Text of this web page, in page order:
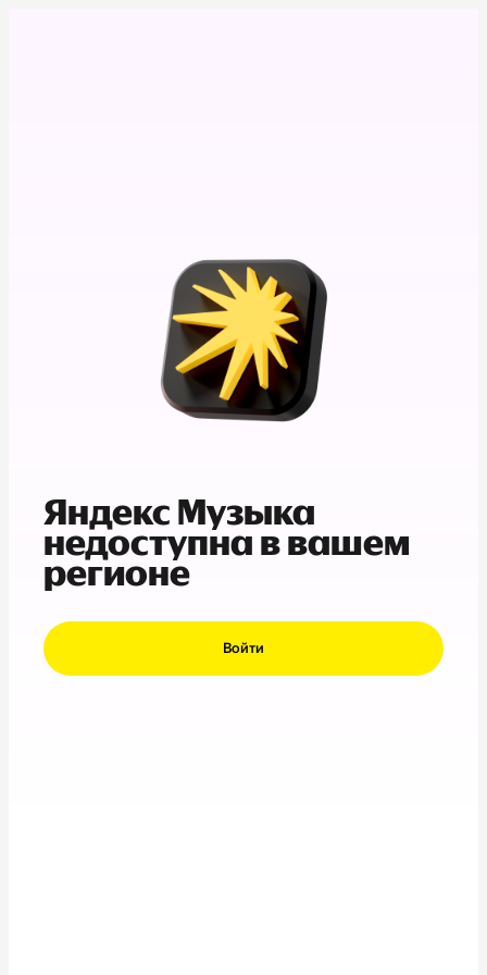
Яндекс Музыка
недоступна в вашем
регионе
Войти